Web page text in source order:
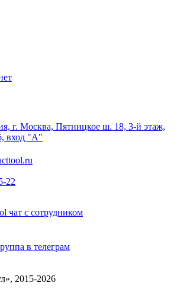
г. Москва, Пятницкое ш. 18, 3-й этаж,
вход "А"
22
чат с сотрудником
в телеграм
2015-2026